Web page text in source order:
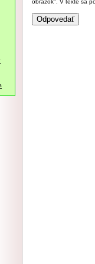
obrázok". V texte sa